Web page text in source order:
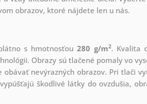
obrazov, ktoré nájdete len u nás.
s hmotnosťou280 g/m2. Kvalita
Obrazy sú tlačené pomaly vo
obávať nevýrazných obrazov. Pri tlači
škodlivé látky do ovzdušia,